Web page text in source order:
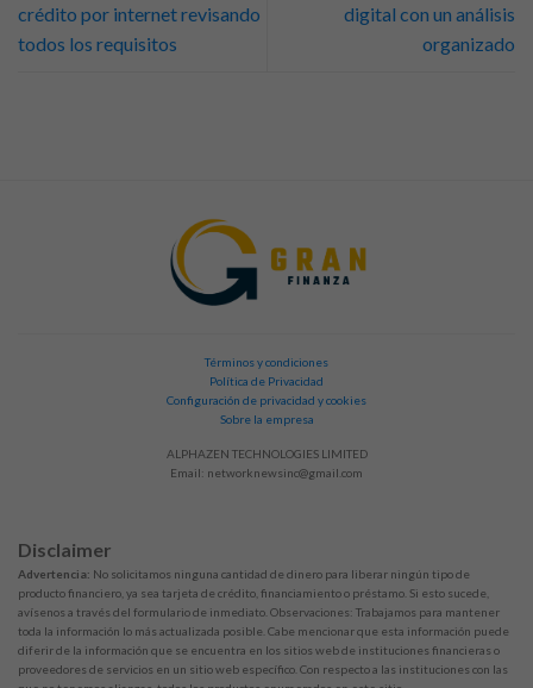
crédito por internet revisando
todos los requisitos
digital con un análisis
organizado
Términos y condiciones
Política de Privacidad
Configuración de privacidad y cookies
Sobre la empresa
ALPHAZEN TECHNOLOGIES LIMITED
Email: networknewsinc@gmail.com
Disclaimer
Advertencia: No solicitamos ninguna cantidad de dinero para liberar ningún tipo de
producto financiero, ya sea tarjeta de crédito, financiamiento o préstamo. Si esto sucede,
avísenos a través del formulario de inmediato. Observaciones: Trabajamos para mantener
toda la información lo más actualizada posible. Cabe mencionar que esta información puede
diferir de la información que se encuentra en los sitios web de instituciones financieras o
proveedores de servicios en un sitio web específico. Con respecto a las instituciones con las